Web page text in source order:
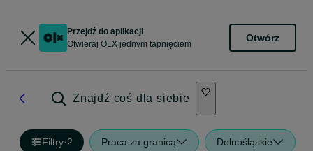
Przejdź do aplikacji
Otwieraj OLX jednym tapnięciem
Otwórz
Znajdź coś dla siebie
Filtry·2 Praca za granicą Dolnośląskie